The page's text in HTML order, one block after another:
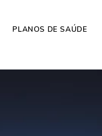
PLANOS DE SAÚDE